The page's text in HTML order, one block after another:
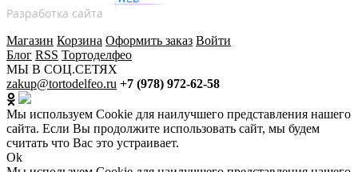
Разработка сайта
Магазин Корзина Оформить заказ Войти
Блог RSS Тортоделфео
МЫ В СОЦ.СЕТЯХ
zakup@tortodelfeo.ru +7 (978) 972-62-58
Мы используем Cookie для наилучшего представления нашего
сайта. Если Вы продолжите использовать сайт, мы будем
считать что Вас это устраивает.
Ok